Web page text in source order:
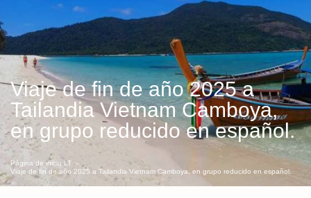
Viaje de fin de año 2025 a
Tailandia Vietnam Camboya,
en grupo reducido en español.
Página de inicio LT
Viaje de fin de año 2025 a Tailandia Vietnam Camboya, en grupo reducido en español.